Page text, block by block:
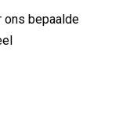
ons bepaalde